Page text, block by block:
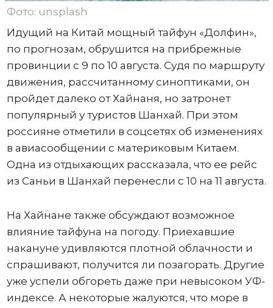
Фото: unsplash
Идущий на Китай мощный тайфун «Долфин»,
по прогнозам, обрушится на прибрежные
провинции с 9 по 10 августа. Судя по маршруту
движения, рассчитанному синоптиками, он
пройдет далеко от Хайнаня, но затронет
популярный у туристов Шанхай. При этом
россияне отметили в соцсетях об изменениях
в авиасообщении с материковым Китаем.
Одна из отдыхающих рассказала, что ее рейс
из Саньи в Шанхай перенесли с 10 на 11 августа.
На Хайнане также обсуждают возможное
влияние тайфуна на погоду. Приехавшие
накануне удивляются плотной облачности и
спрашивают, получится ли позагорать. Другие
уже успели обгореть даже при невысоком УФ-
индексе. А некоторые жалуются, что море в